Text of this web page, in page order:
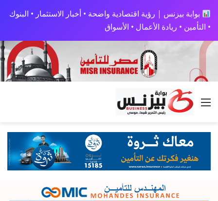
بوابة بيزنس | رؤية اقتصادية واضحة • أخبار الاستثمار • البنوك
• التأمين • ريادة الأعمال • الأسواق
القائمة